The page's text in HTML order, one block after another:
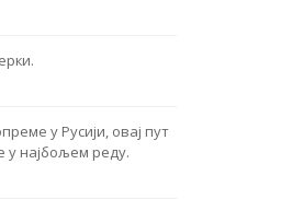
у Русији, овај пут
у најбољем реду.